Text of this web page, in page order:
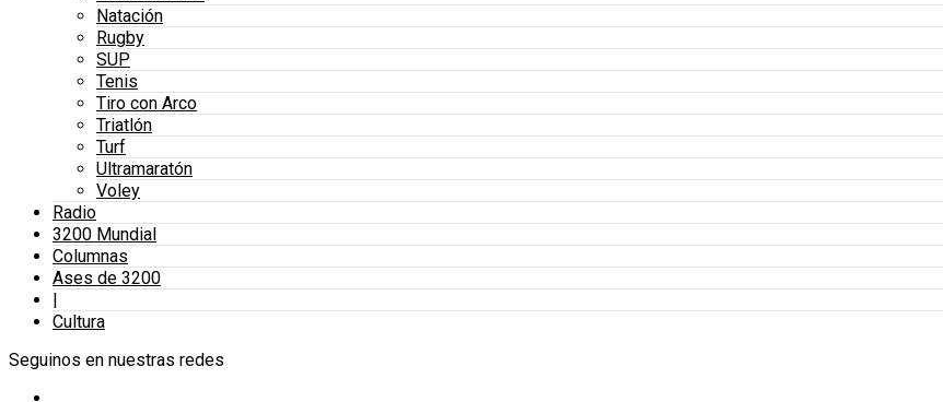
Natación
Rugby
SUP
Tenis
Tiro con Arco
Triatlón
Turf
Ultramaratón
Voley
Radio
3200 Mundial
Columnas
Ases de 3200
|
Cultura
Seguinos en nuestras redes